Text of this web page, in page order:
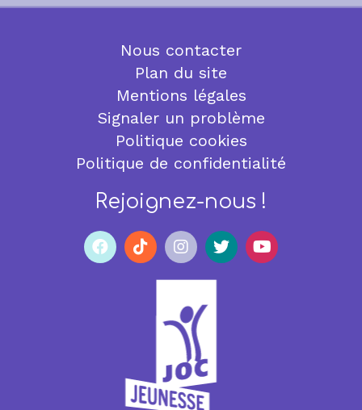
Nous contacter
Plan du site
Mentions légales
Signaler un problème
Politique cookies
Politique de confidentialité
Rejoignez-nous !